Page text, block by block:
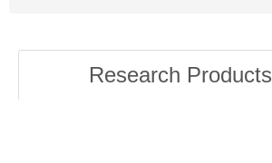
Research Products